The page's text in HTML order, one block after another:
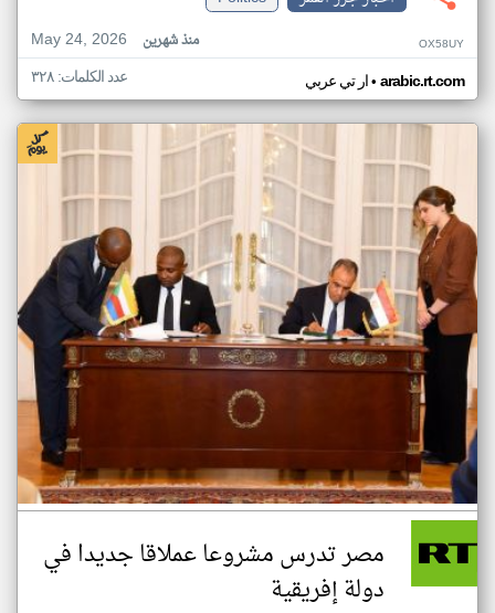
May 24, 2026
منذ شهرين OX58UY
ار تي عربي• arabic.rt.com عدد الكلمات: ٣٢٨
مصر تدرس مشروعا عملاقا جديدا في
دولة إفريقية